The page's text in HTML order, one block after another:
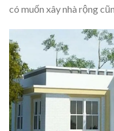
có muốn xây nhà rộng